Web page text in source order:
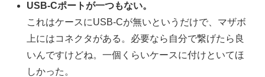
USB-Cポートが一つもない。
これはケースにUSB-Cが無いというだけで、マザボ
上にはコネクタがある。必要なら自分で繋げたら良
いんですけどね。一個くらいケースに付けといてほ
しかった。